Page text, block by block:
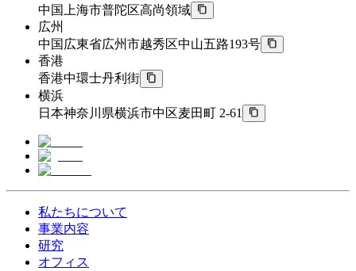
中国上海市普陀区高尚領域
広州
中国広東省広州市越秀区中山五路193号
香港
香港中環士丹利街
横浜
日本神奈川県横浜市中区麦田町 2-61
私たちについて
事業内容
研究
オフィス